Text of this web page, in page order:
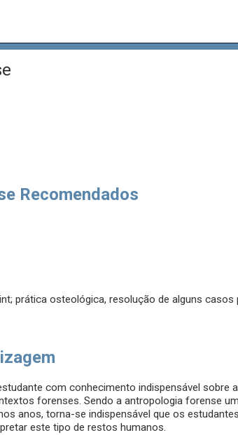
Recomendados
prática osteológica, resolução de alguns
com conhecimento indispensável sobre
forenses. Sendo a antropologia forense
anos, torna-se indispensável que os
este tipo de restos humanos.